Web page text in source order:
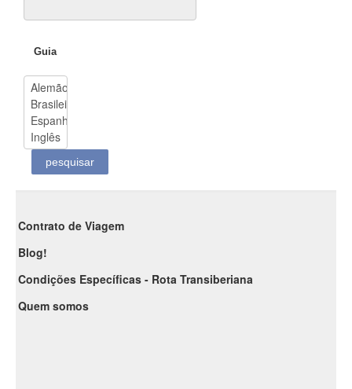
Guia
Contrato de Viagem
Blog!
Condições Específicas - Rota Transiberiana
Quem somos